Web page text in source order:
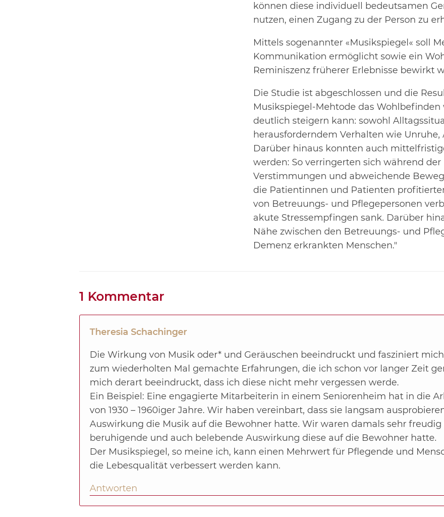
können diese individuell bedeutsamen
nutzen, einen Zugang zu der Person zu
Mittels sogenannter «Musikspiegel« soll
Kommunikation ermöglicht sowie ein
Reminiszenz früherer Erlebnisse bewirkt
Die Studie ist abgeschlossen und die
Musikspiegel-Mehtode das
deutlich steigern kann: sowohl
herausforderndem Verhalten wie Unruhe,
Darüber hinaus konnten auch
werden: So verringerten sich während
Verstimmungen und abweichende
die Patientinnen und Patienten
von Betreuungs- und Pflegepersonen
akute Stressempfingen sank. Darüber
Nähe zwischen den Betreuungs- und
Demenz erkrankten Menschen."
1 Kommentar
Theresia Schachinger
Die Wirkung von Musik oder* und Geräuschen beeindruckt und fasziniert
zum wiederholten Mal gemachte Erfahrungen, die ich schon vor langer Zeit
mich derart beeindruckt, dass ich diese nicht mehr vergessen werde.
Ein Beispiel: Eine engagierte Mitarbeiterin in einem Seniorenheim hat in die
von 1930 – 1960iger Jahre. Wir haben vereinbart, dass sie langsam
Auswirkung die Musik auf die Bewohner hatte. Wir waren damals sehr
beruhigende und auch belebende Auswirkung diese auf die Bewohner hatte.
Der Musikspiegel, so meine ich, kann einen Mehrwert für Pflegende und
die Lebesqualität verbessert werden kann.
Antworten